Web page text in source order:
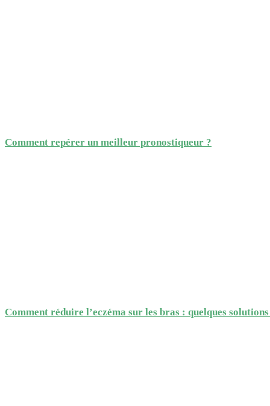
Comment repérer un meilleur pronostiqueur ?
Comment réduire l’eczéma sur les bras : quelques